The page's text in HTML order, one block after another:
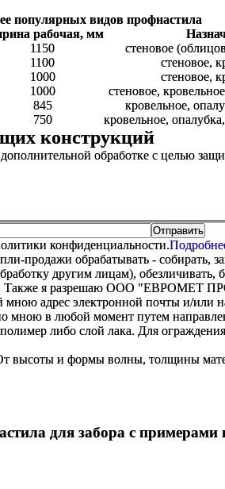
популярных видов профнастила
рабочая, мм
1150 стеновое
1100 стеновое,
1000 стеновое,
1000 стеновое,
845 кровельное,
750 кровельное,
конструкций
обработке с целью
конфиденциальности.
обрабатывать - собирать,
другим лицам),
Также я разрешаю ООО "ЕВРОМЕТ
адрес электронной почты и/или
в любой момент путем
либо слой лака. Для
высоты и формы волны, толщины
для забора с